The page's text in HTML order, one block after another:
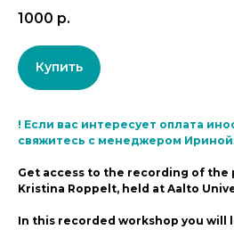
1000 р.
Купить
! Если вас интересует оплата
свяжитесь с менеджером
Get access to the recording of the
Kristina Roppelt, held at Aalto
In this recorded workshop you will